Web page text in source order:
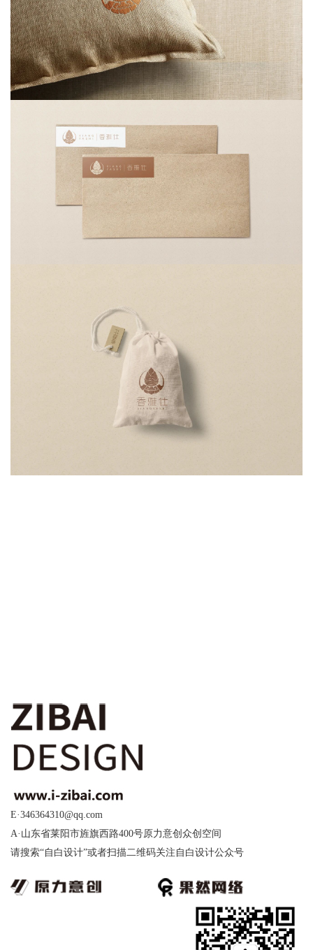
E·346364310@qq.com
A·山东省莱阳市旌旗西路400号原力意创众创空间
请搜索“自白设计”或者扫描二维码关注自白设计公众号